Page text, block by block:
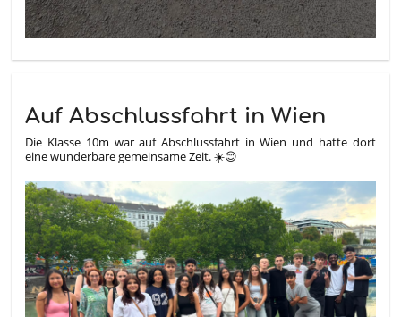
Auf Abschlussfahrt in Wien
Die Klasse 10m war auf Abschlussfahrt in Wien und hatte dort
eine wunderbare gemeinsame Zeit. ☀️😊